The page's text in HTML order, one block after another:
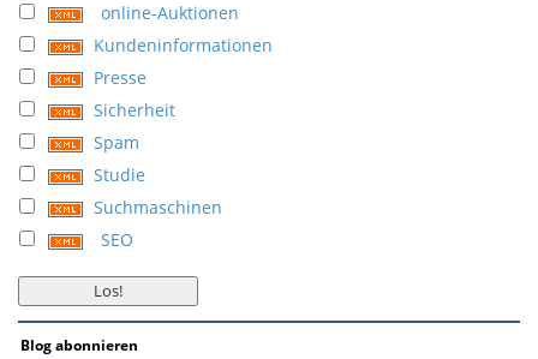
online-Auktionen
Kundeninformationen
Presse
Sicherheit
Spam
Studie
Suchmaschinen
SEO
Blog abonnieren